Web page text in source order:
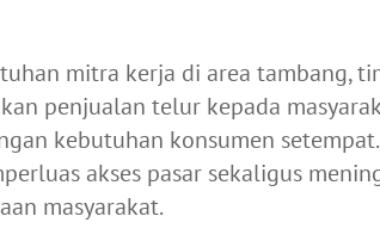
mitra kerja di area tambang,
penjualan telur kepada
kebutuhan konsumen
akses pasar sekaligus
masyarakat.